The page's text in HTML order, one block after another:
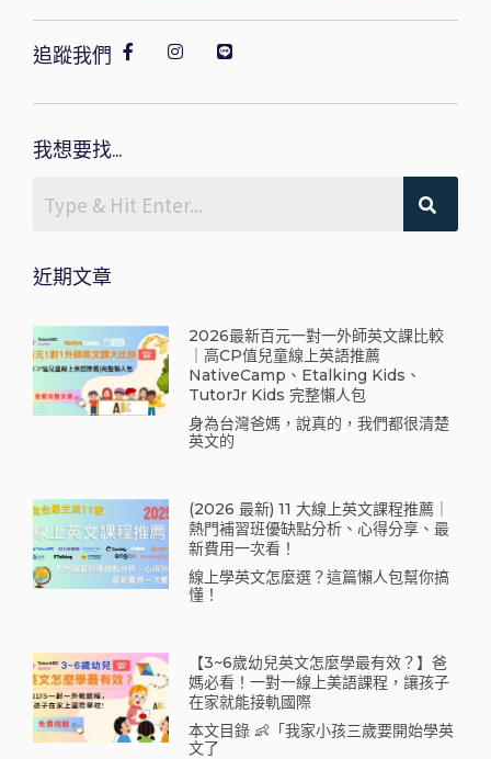
追蹤我們
我想要找...
近期文章
2026最新百元一對一外師英文課比較
｜高CP值兒童線上英語推薦
NativeCamp、Etalking Kids、
TutorJr Kids 完整懶人包
身為台灣爸媽，說真的，我們都很清楚
英文的
(2026 最新) 11 大線上英文課程推薦｜
熱門補習班優缺點分析、心得分享、最
新費用一次看！
線上學英文怎麼選？這篇懶人包幫你搞
懂！
【3~6歲幼兒英文怎麼學最有效？】爸
媽必看！一對一線上美語課程，讓孩子
在家就能接軌國際
本文目錄 👶「我家小孩三歲要開始學英
文了